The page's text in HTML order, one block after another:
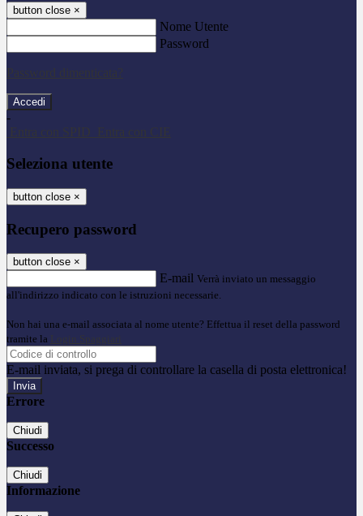
button close ×
Nome Utente
Password
Password dimenticata?
-
Entra con SPID
Entra con CIE
Seleziona utente
button close ×
Recupero password
button close ×
E-mail Verrà inviato un messaggio
all'indirizzo indicato con le istruzioni necessarie.
Non hai una e-mail associata al nome utente? Effettua il reset della password
tramite la Login Spaggiari
E-mail inviata, si prega di controllare la casella di posta elettronica!
Errore
Chiudi
Successo
Chiudi
Informazione